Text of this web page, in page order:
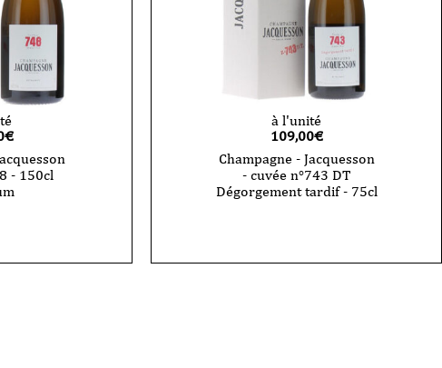
€
- 150cl
à l'unité
109,00€
Champagne - Jacquesson
- cuvée n°743 DT
Dégorgement tardif - 75cl